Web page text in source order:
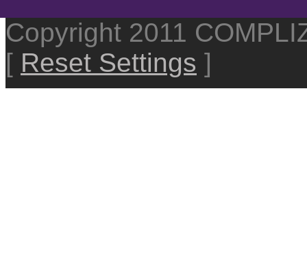
Copyright 2011
[ Reset Settings ]